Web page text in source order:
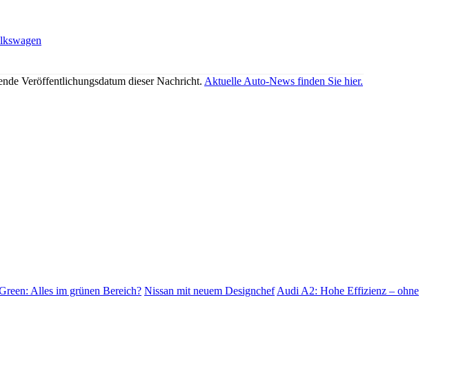
Veröffentlichungsdatum dieser Nachricht. Aktuelle Auto-News finden Sie hier.
Alles im grünen Bereich? Nissan mit neuem Designchef Audi A2: Hohe Effizienz – ohne